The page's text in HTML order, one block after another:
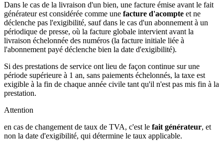
Dans le cas de la livraison d'un bien, une facture émise avant le fait
générateur est considérée comme une facture d'acompte et ne
déclenche pas l'exigibilité, sauf dans le cas d'un abonnement à un
périodique de presse, où la facture globale intervient avant la
livraison échelonnée des numéros (la facture initiale liée à
l'abonnement payé déclenche bien la date d'exigibilité).
Si des prestations de service ont lieu de façon continue sur une
période supérieure à 1 an, sans paiements échelonnés, la taxe est
exigible à la fin de chaque année civile tant qu'il n'est pas mis fin à la
prestation.
Attention
en cas de changement de taux de TVA, c'est le fait générateur, et
non la date d'exigibilité, qui détermine le taux applicable.